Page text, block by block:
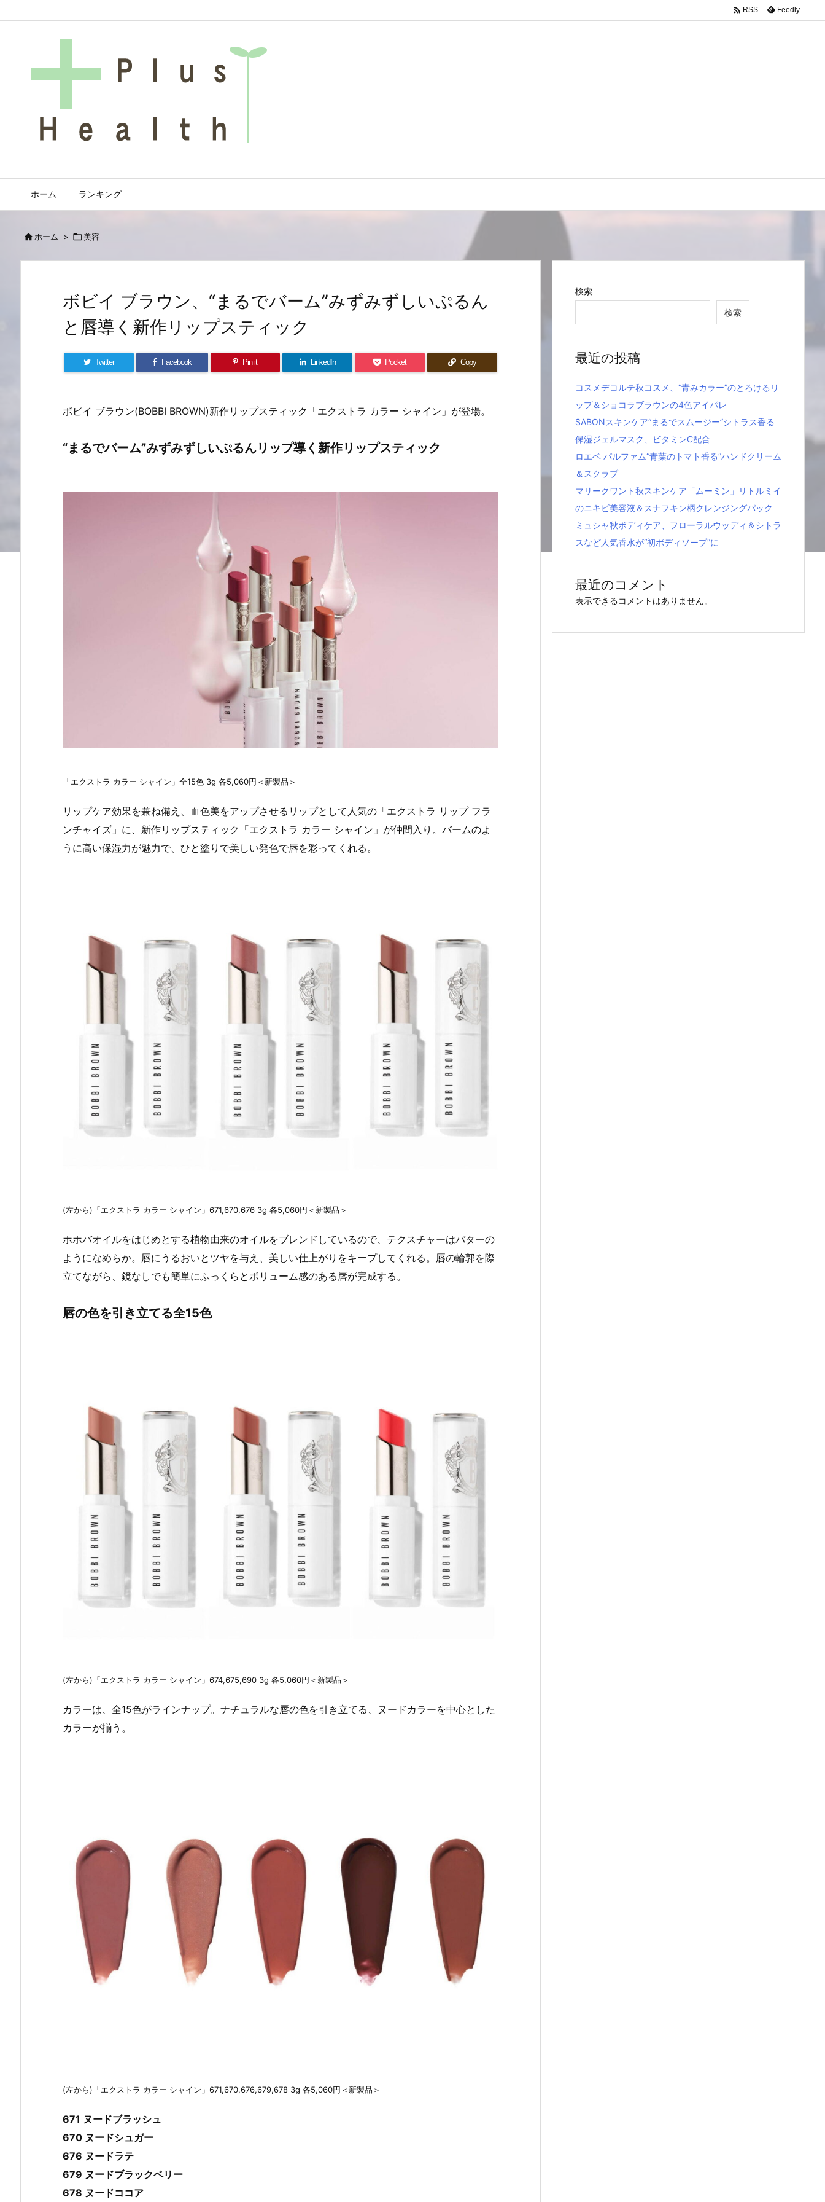
ホーム ランキング
 RSS Feedly
 ホーム > 美容
ボビイ ブラウン、“まるでバーム”みずみずしいぷるん
と唇導く新作リップスティック
Twitter Facebook Pin it LinkedIn Pocket Copy
ボビイ ブラウン(BOBBI BROWN)新作リップスティック「エクストラ カラー シャイン」が登場。
“まるでバーム”みずみずしいぷるんリップ導く新作リップスティック
「エクストラ カラー シャイン」全15色 3g 各5,060円＜新製品＞
リップケア効果を兼ね備え、血色美をアップさせるリップとして人気の「エクストラ リップ フラ
ンチャイズ」に、新作リップスティック「エクストラ カラー シャイン」が仲間入り。バームのよ
うに高い保湿力が魅力で、ひと塗りで美しい発色で唇を彩ってくれる。
(左から)「エクストラ カラー シャイン」671,670,676 3g 各5,060円＜新製品＞
ホホバオイルをはじめとする植物由来のオイルをブレンドしているので、テクスチャーはバターの
ようになめらか。唇にうるおいとツヤを与え、美しい仕上がりをキープしてくれる。唇の輪郭を際
立てながら、鏡なしでも簡単にふっくらとボリューム感のある唇が完成する。
唇の色を引き立てる全15色
(左から)「エクストラ カラー シャイン」674,675,690 3g 各5,060円＜新製品＞
カラーは、全15色がラインナップ。ナチュラルな唇の色を引き立てる、ヌードカラーを中心とした
カラーが揃う。
(左から)「エクストラ カラー シャイン」671,670,676,679,678 3g 各5,060円＜新製品＞
671 ヌードブラッシュ
670 ヌードシュガー
676 ヌードラテ
679 ヌードブラックベリー
678 ヌードココア
検索
検索
最近の投稿
コスメデコルテ秋コスメ、“青みカラー”のとろけるリ
ップ＆ショコラブラウンの4色アイパレ
SABONスキンケア“まるでスムージー”シトラス香る
保湿ジェルマスク、ビタミンC配合
ロエベ パルファム“青葉のトマト香る”ハンドクリーム
＆スクラブ
マリークワント秋スキンケア「ムーミン」リトルミイ
のニキビ美容液＆スナフキン柄クレンジングパック
ミュシャ秋ボディケア、フローラルウッディ＆シトラ
スなど人気香水が“初ボディソープ”に
最近のコメント
表示できるコメントはありません。